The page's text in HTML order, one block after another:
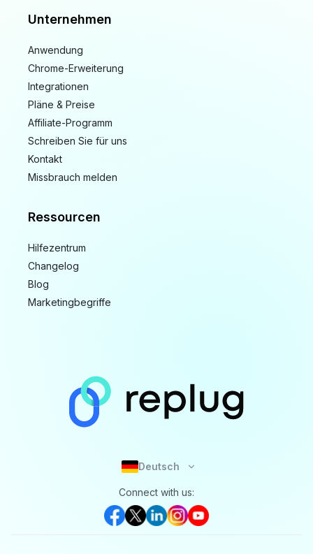
Unternehmen
Anwendung
Chrome-Erweiterung
Integrationen
Pläne & Preise
Affiliate-Programm
Schreiben Sie für uns
Kontakt
Missbrauch melden
Ressourcen
Hilfezentrum
Changelog
Blog
Marketingbegriffe
Deutsch
Connect with us: